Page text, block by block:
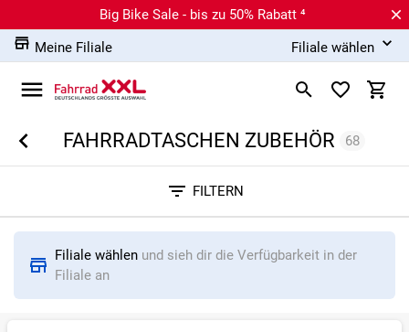
Big Bike Sale - bis zu 50% Rabatt ⁴
Meine Filiale
Filiale wählen
FAHRRADTASCHEN ZUBEHÖR 68
FILTERN
Filiale wählen und sieh dir die Verfügbarkeit in der
Filiale an